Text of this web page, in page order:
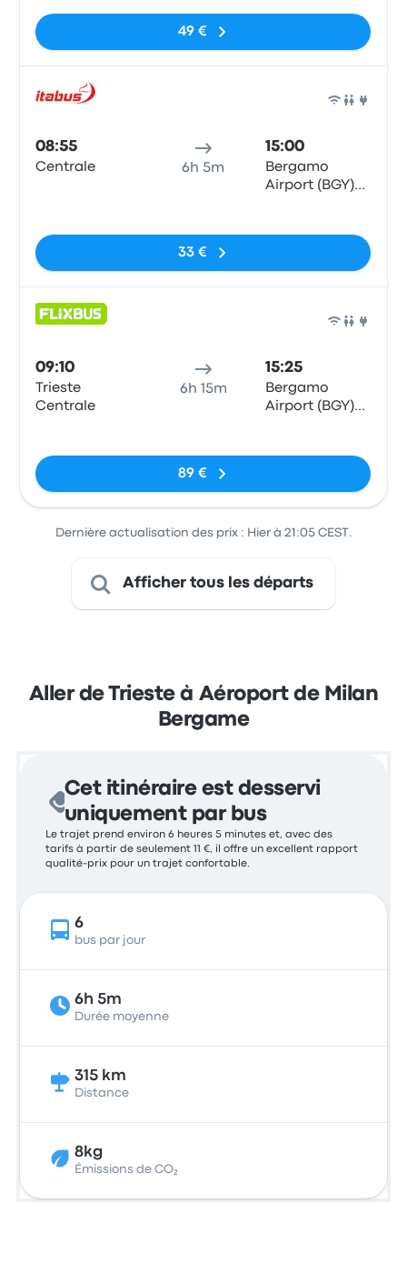
49 €
08:55
Centrale 6h 5m
15:00
Bergamo
Airport (BGY)
33 €
09:10
Trieste
Centrale
6h 15m
15:25
Bergamo
Airport (BGY)
89 €
Dernière actualisation des prix : Hier à 21:05 CEST.
Afficher tous les départs
Aller de Trieste à Aéroport de Milan
Bergame
Cet itinéraire est desservi
uniquement par bus
Le trajet prend environ 6 heures 5 minutes et, avec des
tarifs à partir de seulement 11 €, il offre un excellent rapport
qualité-prix pour un trajet confortable.
6
bus par jour
6h 5m
Durée moyenne
315 km
Distance
8kg
Émissions de CO₂